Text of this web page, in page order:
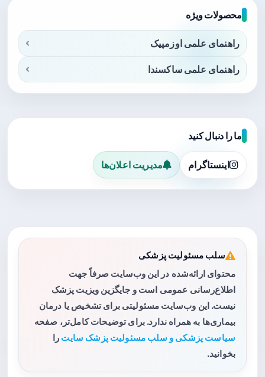
محصولات ویژه
راهنمای علمی اوزمپیک
راهنمای علمی ساکسندا
ما را دنبال کنید
اینستاگرام مدیریت اعلان‌ها
سلب مسئولیت پزشکی
محتوای ارائه‌شده در این وب‌سایت صرفاً جهت
اطلاع‌رسانی عمومی است و جایگزین ویزیت پزشک
نیست. این وب‌سایت مسئولیتی برای تشخیص یا درمان
بیماری‌ها به همراه ندارد. برای توضیحات کامل‌تر، صفحه
سیاست پزشکی و سلب مسئولیت پزشک سایت را
بخوانید.